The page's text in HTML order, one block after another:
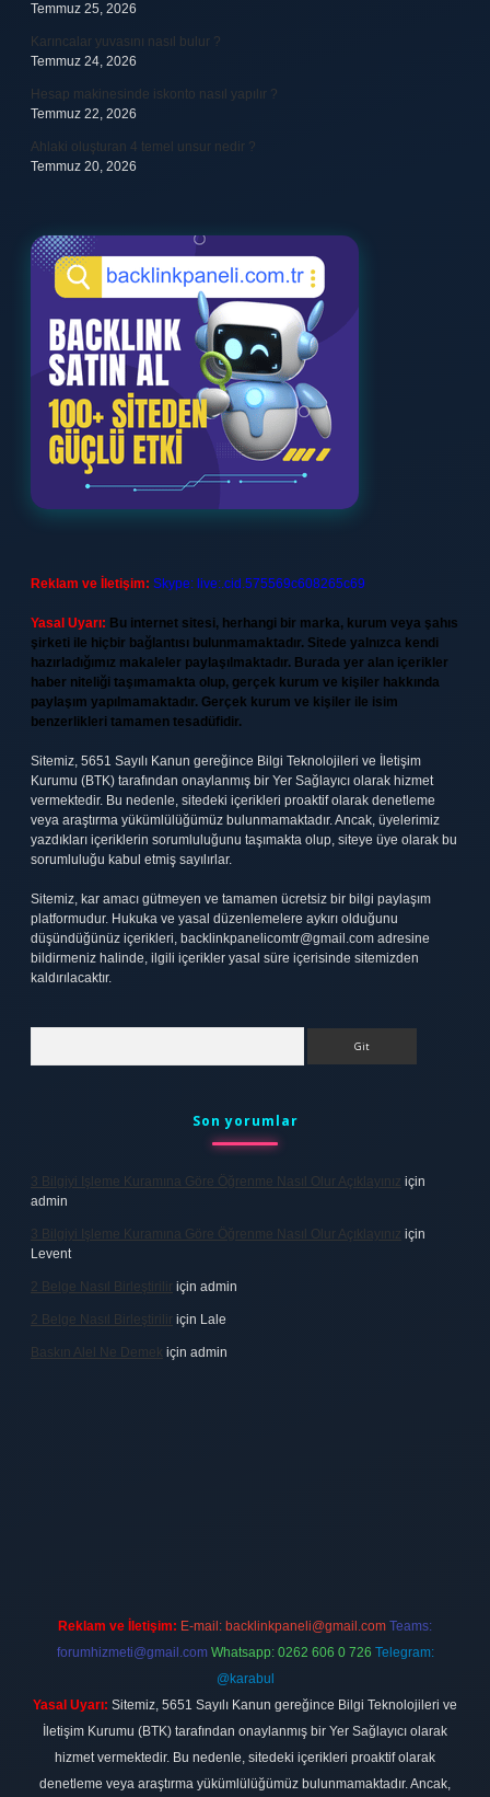
Temmuz 25, 2026
Karıncalar yuvasını nasıl bulur ?
Temmuz 24, 2026
Hesap makinesinde iskonto nasıl yapılır ?
Temmuz 22, 2026
Ahlaki oluşturan 4 temel unsur nedir ?
Temmuz 20, 2026
Reklam ve İletişim: Skype: live:.cid.575569c608265c69
Yasal Uyarı: Bu internet sitesi, herhangi bir marka, kurum veya şahıs
şirketi ile hiçbir bağlantısı bulunmamaktadır. Sitede yalnızca kendi
hazırladığımız makaleler paylaşılmaktadır. Burada yer alan içerikler
haber niteliği taşımamakta olup, gerçek kurum ve kişiler hakkında
paylaşım yapılmamaktadır. Gerçek kurum ve kişiler ile isim
benzerlikleri tamamen tesadüfidir.
Sitemiz, 5651 Sayılı Kanun gereğince Bilgi Teknolojileri ve İletişim
Kurumu (BTK) tarafından onaylanmış bir Yer Sağlayıcı olarak hizmet
vermektedir. Bu nedenle, sitedeki içerikleri proaktif olarak denetleme
veya araştırma yükümlülüğümüz bulunmamaktadır. Ancak, üyelerimiz
yazdıkları içeriklerin sorumluluğunu taşımakta olup, siteye üye olarak bu
sorumluluğu kabul etmiş sayılırlar.
Sitemiz, kar amacı gütmeyen ve tamamen ücretsiz bir bilgi paylaşım
platformudur. Hukuka ve yasal düzenlemelere aykırı olduğunu
düşündüğünüz içerikleri, backlinkpanelicomtr@gmail.com adresine
bildirmeniz halinde, ilgili içerikler yasal süre içerisinde sitemizden
kaldırılacaktır.
Son yorumlar
3 Bilgiyi Işleme Kuramına Göre Öğrenme Nasıl Olur Açıklayınız için
admin
3 Bilgiyi Işleme Kuramına Göre Öğrenme Nasıl Olur Açıklayınız için
Levent
2 Belge Nasıl Birleştirilir için admin
2 Belge Nasıl Birleştirilir için Lale
Baskın Alel Ne Demek için admin
Reklam ve İletişim: E-mail: backlinkpaneli@gmail.com Teams:
forumhizmeti@gmail.com Whatsapp: 0262 606 0 726 Telegram:
@karabul
Yasal Uyarı: Sitemiz, 5651 Sayılı Kanun gereğince Bilgi Teknolojileri ve
İletişim Kurumu (BTK) tarafından onaylanmış bir Yer Sağlayıcı olarak
hizmet vermektedir. Bu nedenle, sitedeki içerikleri proaktif olarak
denetleme veya araştırma yükümlülüğümüz bulunmamaktadır. Ancak,